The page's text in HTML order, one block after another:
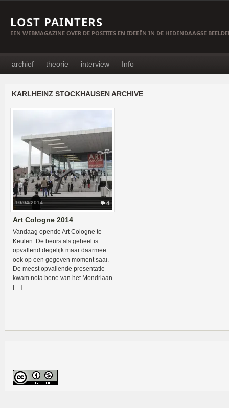
LOST PAINTERS
EEN WEBMAGAZINE OVER DE POSITIES EN IDEEËN IN DE HEDENDAAGSE
archief theorie interview Info
KARLHEINZ STOCKHAUSEN ARCHIVE
4
10/04/2014
Art Cologne 2014
Vandaag opende Art Cologne te
Keulen. De beurs als geheel is
opvallend degelijk maar daarmee
ook op een gegeven moment saai.
De meest opvallende presentatie
kwam nota bene van het Mondriaan
[…]